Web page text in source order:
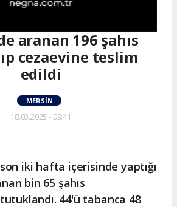
aranan 196 şahıs
cezaevine teslim
edildi
MERSIN
18.03.2025 - 09:41
iki hafta içerisinde yaptığı
bin 65 şahıs
44'ü tabanca 48